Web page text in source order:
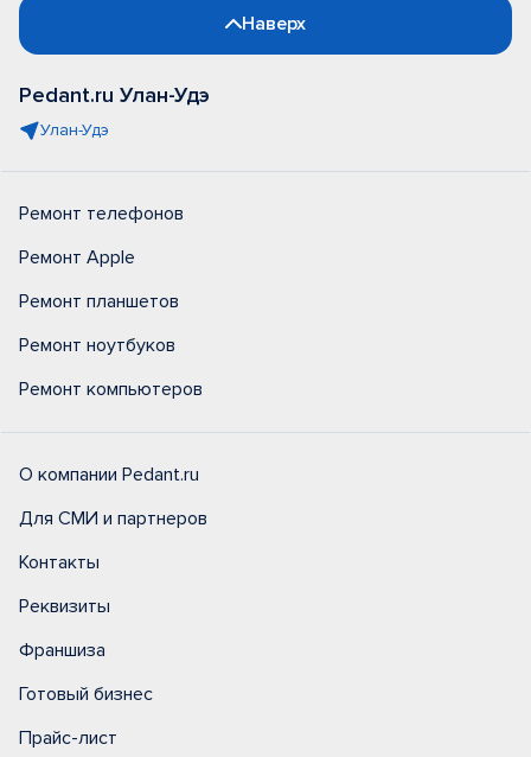
Наверх
Pedant.ru Улан-Удэ
Улан-Удэ
Ремонт телефонов
Ремонт Apple
Ремонт планшетов
Ремонт ноутбуков
Ремонт компьютеров
О компании Pedant.ru
Для СМИ и партнеров
Контакты
Реквизиты
Франшиза
Готовый бизнес
Прайс-лист